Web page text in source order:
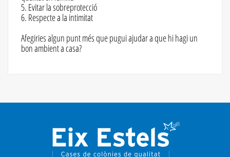
5. Evitar la sobreprotecció
6. Respecte a la intimitat
Afegiries algun punt més que pugui ajudar a que hi hagi un
bon ambient a casa?